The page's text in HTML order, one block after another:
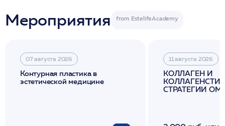
Мероприятия
07 августа 2026
Контурная пластика в
эстетической медицине
11 августа 2026
КОЛЛАГЕН И
СТРАТЕГИИ